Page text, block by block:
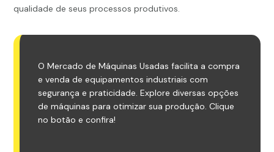
qualidade de seus processos produtivos.
O Mercado de Máquinas Usadas facilita a compra
e venda de equipamentos industriais com
segurança e praticidade. Explore diversas opções
de máquinas para otimizar sua produção. Clique
no botão e confira!